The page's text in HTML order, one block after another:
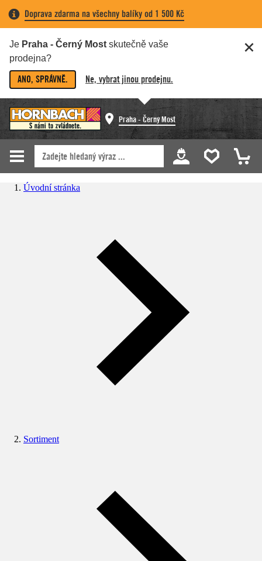
Doprava zdarma na všechny balíky od 1 500 Kč
Je Praha - Černý Most skutečně vaše
prodejna?
ANO, SPRÁVNĚ. Ne, vybrat jinou prodejnu.
Praha - Černý Most
Úvodní stránka
Sortiment